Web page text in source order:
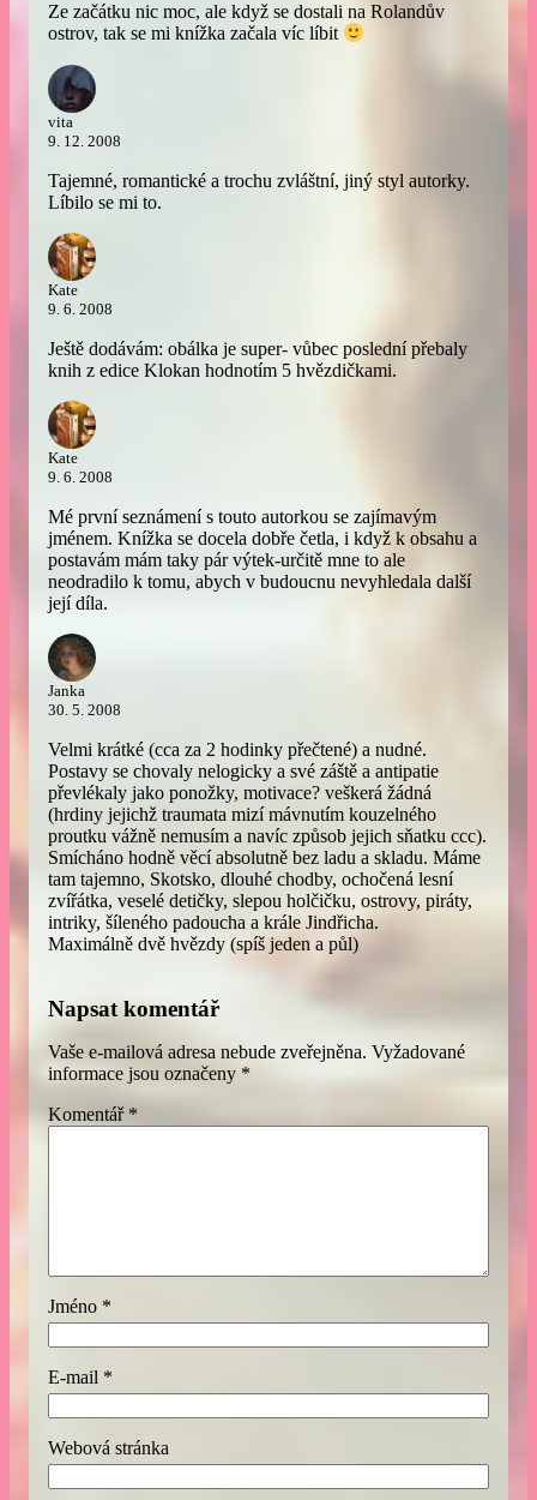
Ze začátku nic moc, ale když se dostali na Rolandův
ostrov, tak se mi knížka začala víc líbit
vita
9. 12. 2008
Tajemné, romantické a trochu zvláštní, jiný styl autorky.
Líbilo se mi to.
Kate
9. 6. 2008
Ještě dodávám: obálka je super- vůbec poslední přebaly
knih z edice Klokan hodnotím 5 hvězdičkami.
Kate
9. 6. 2008
Mé první seznámení s touto autorkou se zajímavým
jménem. Knížka se docela dobře četla, i když k obsahu a
postavám mám taky pár výtek-určitě mne to ale
neodradilo k tomu, abych v budoucnu nevyhledala další
její díla.
Janka
30. 5. 2008
Velmi krátké (cca za 2 hodinky přečtené) a nudné.
Postavy se chovaly nelogicky a své záště a antipatie
převlékaly jako ponožky, motivace? veškerá žádná
(hrdiny jejichž traumata mizí mávnutím kouzelného
proutku vážně nemusím a navíc způsob jejich sňatku ccc).
Smícháno hodně věcí absolutně bez ladu a skladu. Máme
tam tajemno, Skotsko, dlouhé chodby, ochočená lesní
zvířátka, veselé detičky, slepou holčičku, ostrovy, piráty,
intriky, šíleného padoucha a krále Jindřicha.
Maximálně dvě hvězdy (spíš jeden a půl)
Napsat komentář
Vaše e-mailová adresa nebude zveřejněna. Vyžadované
informace jsou označeny *
Komentář *
Jméno *
E-mail *
Webová stránka